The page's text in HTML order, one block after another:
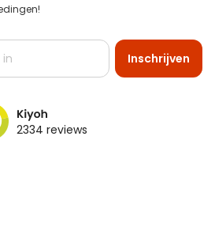
Inschrijven
2334 reviews